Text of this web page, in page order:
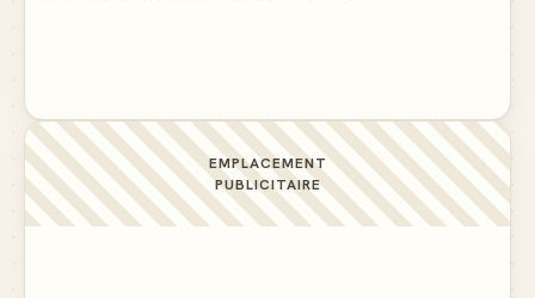
EMPLACEMENT
PUBLICITAIRE